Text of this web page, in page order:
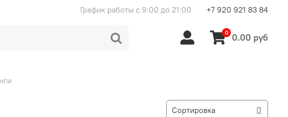
График работы с 9:00 до 21:00 +7 920 921 83 84
0 0.00 руб